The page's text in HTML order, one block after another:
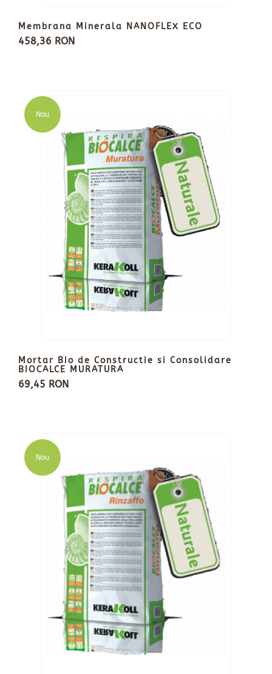
Membrana Minerala NANOFLEX ECO
458,36 RON
Nou
Mortar Bio de Constructie si Consolidare
BIOCALCE MURATURA
69,45 RON
Nou